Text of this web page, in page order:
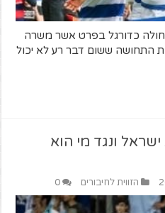
כדורגל בפרט אשר משרה
התחושה ששום דבר רע לא יכול
ונגד מי הוא
הזווית לחיבורים 0